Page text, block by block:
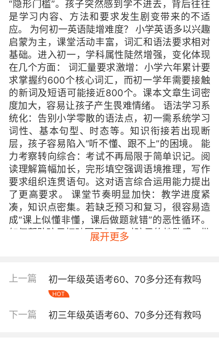
“隐形门槛”。孩子突然感到学不进去，背后往往
是学习内容、方法和要求发生剧变带来的不适
应。 为何初一英语陡增难度？ 小学英语多以兴趣
启蒙为主，课堂活动丰富，词汇和语法要求相对
基础。进入初一，学科属性陡然增强，变化体现
在几个方面： 词汇量要求激增：小学六年累计要
求掌握约600个核心词汇，而初一学年需要接触
的新词及短语可能接近800个。课本文章生词密
度加大，容易让孩子产生畏难情绪。 语法学习系
统化：告别小学零散的语法点，初一需系统学习
词性、基本句型、时态等。知识衔接若出现断
层，孩子容易陷入“听不懂、跟不上”的困境。 能
力考察转向综合：考试不再局限于简单识记。阅
读理解篇幅加长，完形填空强调语境推理，写作
要求组织连贯语句。这对语言综合运用能力提出
了更高要求。 课堂节奏明显加快：教学进度紧
凑，知识点密集。若缺乏预习和复习，很容易造
成“课上似懂非懂，课后做题就错”的恶性循环。
如何帮助孩子打破困局？ 面对孩子的挫败感，批
评施压往往适得其反。关键在于重建信心、优化
做什么”开始 当孩子说“学不进去”时，深层原因常
是“学不会”带来的无力感。此时，不妨暂时放下
新课本，一起回顾小学已掌握的内容，让孩子看
到自己的积累。从微小处建立成就感，是重拾兴
趣的第一步。例如，可以围绕孩子的兴趣爱好接
展开更多
上一篇 初一年级英语考60、70多分还有救吗
HOT
下一篇 初三年级英语考60、70多分还有救吗